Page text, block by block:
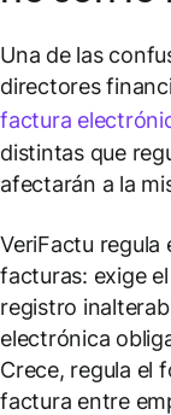
Una de las
directores
factura
distintas que
afectarán a la
VeriFactu regula
facturas: exige
registro
electrónica
Crece, regula el
factura entre